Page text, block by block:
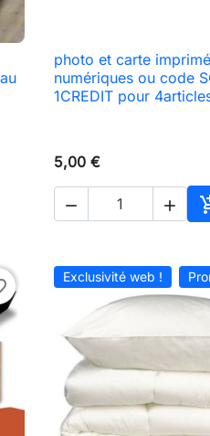
panier
 Aperçu
photo et carte
numériques ou code
1CREDIT pour
5,00 €
 
Exclusivité web !